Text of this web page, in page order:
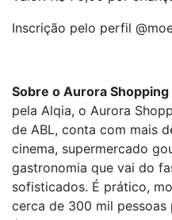
Inscrição pelo perfil
Sobre o Aurora Shopping
pela Alqia, o Aurora
de ABL, conta com mais
cinema, supermercado
gastronomia que vai do
sofisticados. É prático,
cerca de 300 mil pessoas